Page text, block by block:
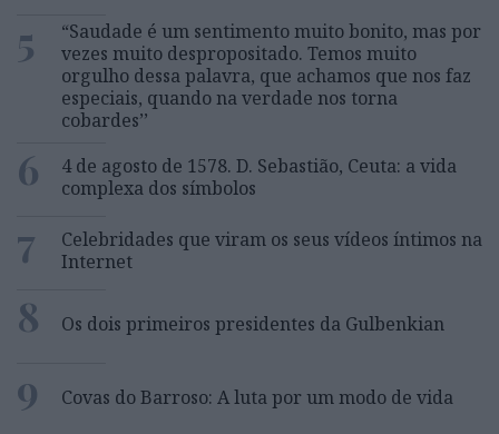
5
“Saudade é um sentimento muito bonito, mas por
vezes muito despropositado. Temos muito
orgulho dessa palavra, que achamos que nos faz
especiais, quando na verdade nos torna
cobardes’’
6
4 de agosto de 1578. D. Sebastião, Ceuta: a vida
complexa dos símbolos
7
Celebridades que viram os seus vídeos íntimos na
Internet
8 Os dois primeiros presidentes da Gulbenkian
9 Covas do Barroso: A luta por um modo de vida